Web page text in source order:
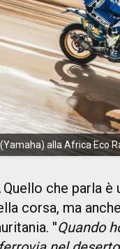
alla Africa Eco
Quello che parla è
corsa, ma
''Quando